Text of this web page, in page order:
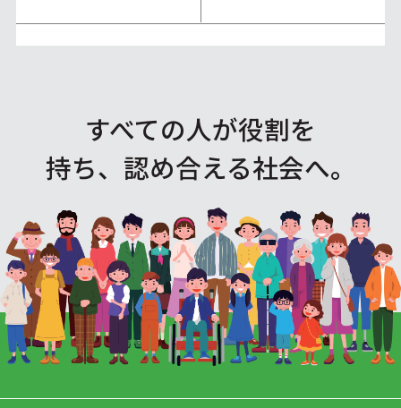
すべての人が役割を
持ち、認め合える社会へ。